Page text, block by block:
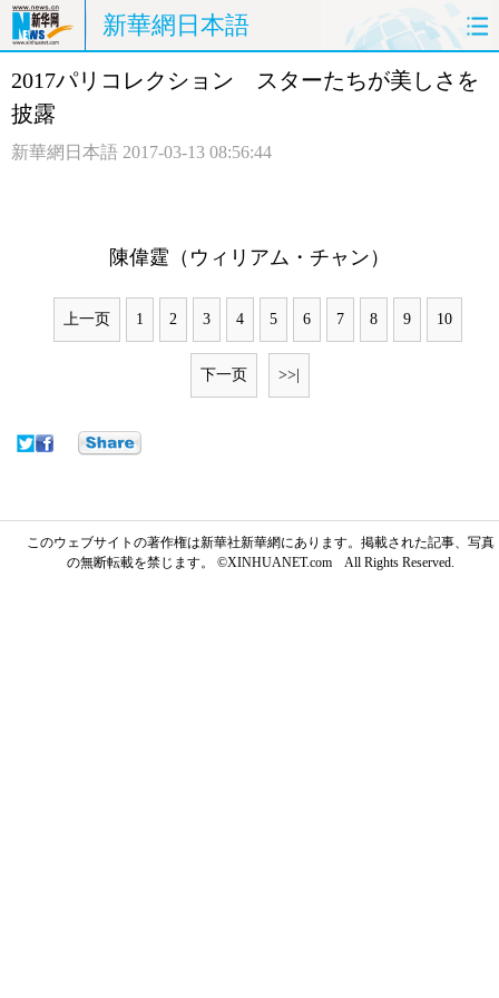
新華網日本語
ホームページ 政治 経済
中日対訳
2017パリコレクション スターたちが美しさを
披露
新華網日本語 2017-03-13 08:56:44
陳偉霆（ウィリアム・チャン）
上一页 1 2 3 4 5 6 7 8 9 10
下一页 >>|
このウェブサイトの著作権は新華社新華網にあります。掲載された記事、写真
の無断転載を禁じます。 ©XINHUANET.com All Rights Reserved.